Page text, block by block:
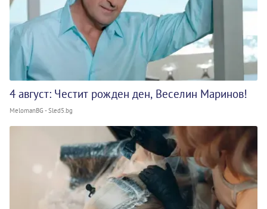
4 август: Честит рожден ден, Веселин Маринов!
MelomanBG - Sled5.bg